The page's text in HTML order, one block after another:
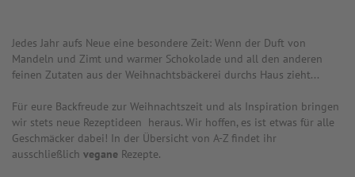
Jedes Jahr aufs Neue eine besondere Zeit: Wenn der Duft von
Mandeln und Zimt und warmer Schokolade und all den anderen
feinen Zutaten aus der Weihnachtsbäckerei durchs Haus zieht...
Für eure Backfreude zur Weihnachtszeit und als Inspiration bringen
wir stets neue Rezeptideen heraus. Wir hoffen, es ist etwas für alle
Geschmäcker dabei! In der Übersicht von A-Z findet ihr
ausschließlich vegane Rezepte.